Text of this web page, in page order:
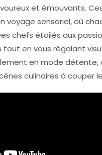
et émouvants.
voyage sensoriel, où
chefs étoilés aux
tout en vous régalant
en mode
culinaires à couper